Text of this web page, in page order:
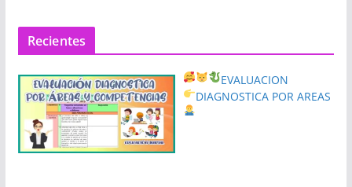
Recientes
EVALUACION
DIAGNOSTICA POR AREAS